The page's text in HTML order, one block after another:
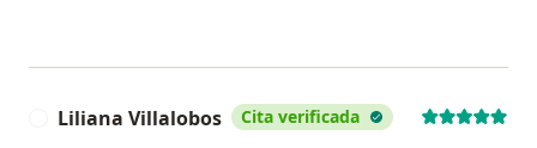
Liliana Villalobos Cita verificada